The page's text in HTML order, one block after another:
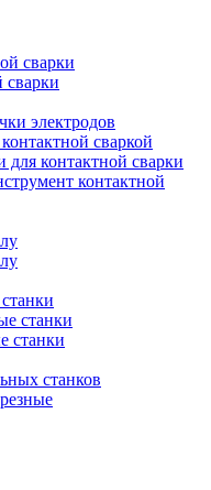
сварки
электродов
сваркой
контактной сварки
контактной
станки
станки
станков